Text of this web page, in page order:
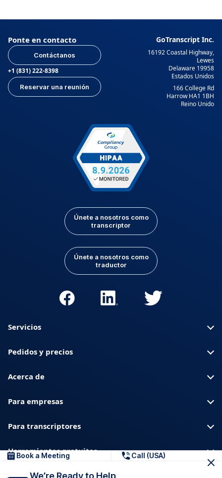
Ponte en contacto
Contáctanos
+1 (831) 222-8398
Reservar una reunión
GoTranscript Inc.
16192 Coastal Highway,
Lewes
Delaware 19958
Estados Unidos
166 College Rd
Harrow HA1 1BH
Reino Unido
Únete a nosotros como
transcriptor
Únete a nosotros como
traductor
Servicios
Pedidos y precios
Acerca de
Para empresas
Para transcriptores
Herramientas gratuitas
Book a Meeting Call (USA)
We’re Ready to Help